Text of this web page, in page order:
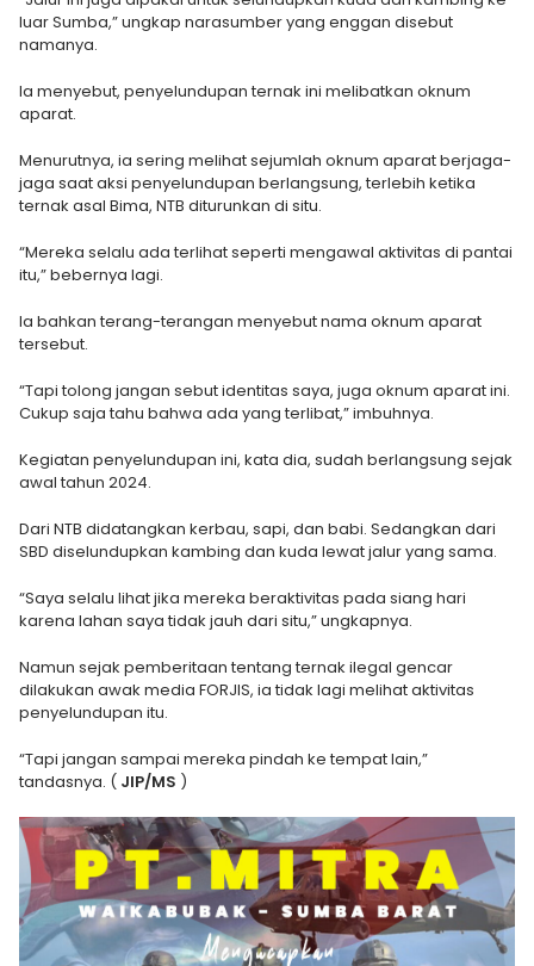
luar Sumba,” ungkap narasumber yang enggan disebut
namanya.
Ia menyebut, penyelundupan ternak ini melibatkan oknum
aparat.
Menurutnya, ia sering melihat sejumlah oknum aparat berjaga-
jaga saat aksi penyelundupan berlangsung, terlebih ketika
ternak asal Bima, NTB diturunkan di situ.
“Mereka selalu ada terlihat seperti mengawal aktivitas di pantai
itu,” bebernya lagi.
Ia bahkan terang-terangan menyebut nama oknum aparat
tersebut.
“Tapi tolong jangan sebut identitas saya, juga oknum aparat ini.
Cukup saja tahu bahwa ada yang terlibat,” imbuhnya.
Kegiatan penyelundupan ini, kata dia, sudah berlangsung sejak
awal tahun 2024.
Dari NTB didatangkan kerbau, sapi, dan babi. Sedangkan dari
SBD diselundupkan kambing dan kuda lewat jalur yang sama.
“Saya selalu lihat jika mereka beraktivitas pada siang hari
karena lahan saya tidak jauh dari situ,” ungkapnya.
Namun sejak pemberitaan tentang ternak ilegal gencar
dilakukan awak media FORJIS, ia tidak lagi melihat aktivitas
penyelundupan itu.
“Tapi jangan sampai mereka pindah ke tempat lain,”
tandasnya. ( JIP/MS )